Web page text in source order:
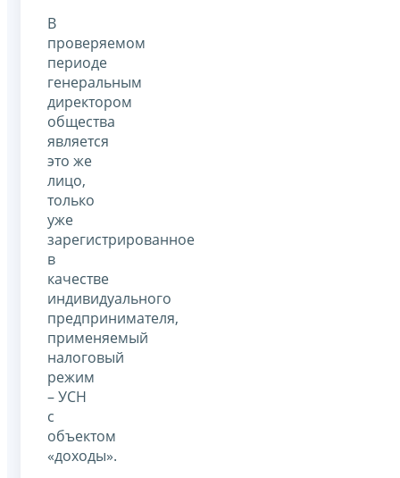
В
проверяемом
периоде
генеральным
директором
общества
является
это же
лицо,
только
уже
зарегистрированное
в
качестве
индивидуального
предпринимателя,
применяемый
налоговый
режим
– УСН
с
объектом
«доходы».